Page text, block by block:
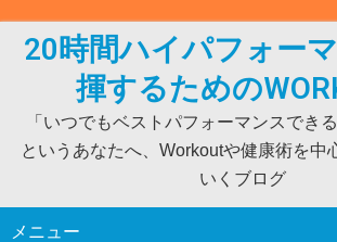
20時間ハイパフォー
揮するための
「いつでもベストパフォーマンスでき
というあなたへ、Workoutや健康術を中
いくブログ
メニュー